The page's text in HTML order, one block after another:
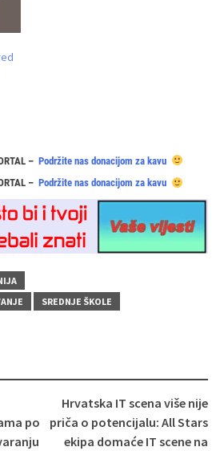
– Podržite nas donacijom za kavu
– Podržite nas donacijom za kavu
SREDNJE ŠKOLE
po
Hrvatska IT scena više nije
priča o potencijalu: All Stars
ekipa domaće IT scene na